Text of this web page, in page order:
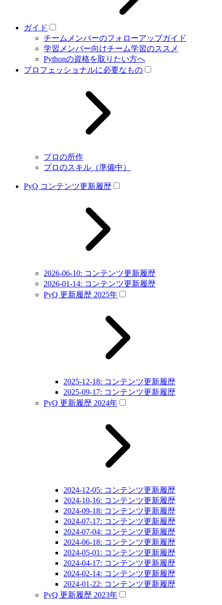
ガイド
チームメンバーのフォローアップガイド
学習メンバー向けチーム学習のススメ
Pythonの資格を取りたい方へ
プロフェッショナルに必要なもの
プロの所作
プロのスキル（準備中）
PyQ コンテンツ更新履歴
2026-06-10: コンテンツ更新履歴
2026-01-14: コンテンツ更新履歴
PyQ 更新履歴 2025年
2025-12-18: コンテンツ更新履歴
2025-09-17: コンテンツ更新履歴
PyQ 更新履歴 2024年
2024-12-05: コンテンツ更新履歴
2024-10-16: コンテンツ更新履歴
2024-09-18: コンテンツ更新履歴
2024-07-17: コンテンツ更新履歴
2024-07-04: コンテンツ更新履歴
2024-06-18: コンテンツ更新履歴
2024-05-01: コンテンツ更新履歴
2024-04-17: コンテンツ更新履歴
2024-02-14: コンテンツ更新履歴
2024-01-22: コンテンツ更新履歴
PyQ 更新履歴 2023年